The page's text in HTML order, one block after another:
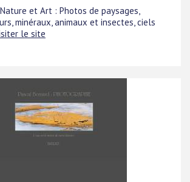
et Art : Photos de paysages,
minéraux, animaux et insectes, ciels
le site